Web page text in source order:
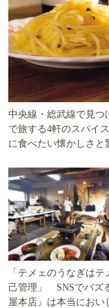
中央線・総武線で見つ
で旅する4軒のスパイ
に食べたい懐かしさと
「テメェのうなぎはテ
己管理」 SNSでバズ
屋本店』は本当におい